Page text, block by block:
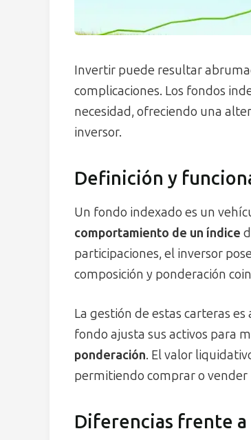
Invertir puede resultar
complicaciones. Los fondos
necesidad, ofreciendo una
inversor.
Definición y
Un fondo indexado es un
comportamiento de un índice
participaciones, el inversor
composición y ponderación
La gestión de estas carteras
fondo ajusta sus activos para
ponderación. El valor
permitiendo comprar o
Diferencias frente